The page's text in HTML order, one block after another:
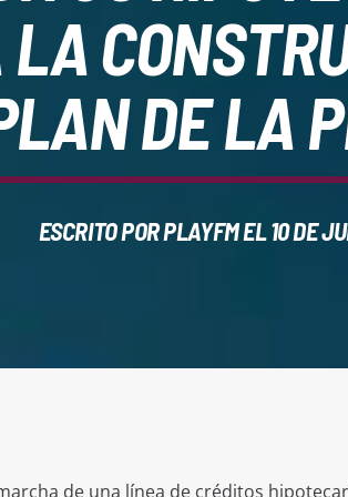
DE LA
ESCRITO PORPLAYFMEL 10 DE
de una línea de créditos